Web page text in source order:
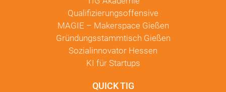
Qualifizierungsoffensive
MAGIE – Makerspace Gießen
Gründungsstammtisch Gießen
Sozialinnovator Hessen
KI für Startups
QUICK TIG